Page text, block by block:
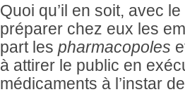
Quoi qu’il en soit, avec
préparer chez eux les
part les pharmacopoles
à attirer le public en
médicaments à l’instar